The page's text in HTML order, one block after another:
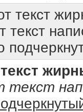
текст
текст